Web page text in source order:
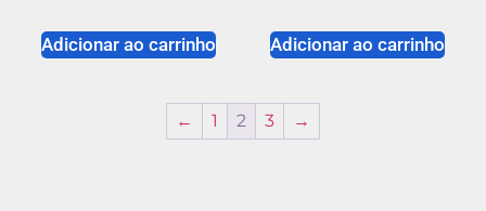
Adicionar ao carrinho Adicionar ao carrinho
← 1 2 3 →